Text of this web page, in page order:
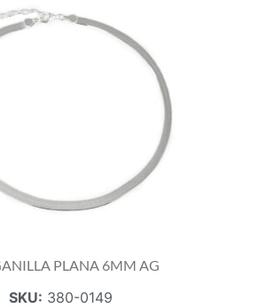
PLANA 6MM AG
SKU: 380-0149